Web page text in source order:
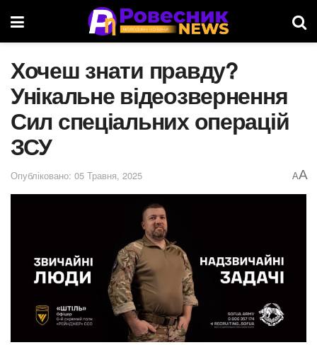
Хочеш знати правду?
Унікальне відеозвернення
Сил спеціальних операцій
ЗСУ
Опубліковано: 05 Травня, 2025 AA